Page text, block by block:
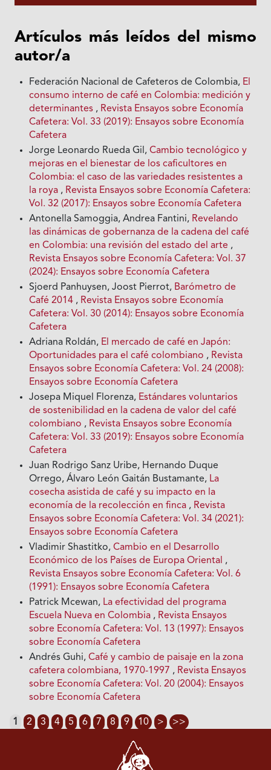
Artículos más leídos del mismo
autor/a
Federación Nacional de Cafeteros de Colombia, El
consumo interno de café en Colombia: medición y
determinantes , Revista Ensayos sobre Economía
Cafetera: Vol. 33 (2019): Ensayos sobre Economía
Cafetera
Jorge Leonardo Rueda Gil,Cambio tecnológico y
mejoras en el bienestar de los caficultores en
Colombia: el caso de las variedades resistentes a
la roya , Revista Ensayos sobre Economía Cafetera:
Vol. 32 (2017): Ensayos sobre Economía Cafetera
Antonella Samoggia, Andrea Fantini, Revelando
las dinámicas de gobernanza de la cadena del café
en Colombia: una revisión del estado del arte ,
Revista Ensayos sobre Economía Cafetera: Vol. 37
(2024): Ensayos sobre Economía Cafetera
Sjoerd Panhuysen, Joost Pierrot, Barómetro de
Café 2014 , Revista Ensayos sobre Economía
Cafetera: Vol. 30 (2014): Ensayos sobre Economía
Cafetera
Adriana Roldán, El mercado de café en Japón:
Oportunidades para el café colombiano , Revista
Ensayos sobre Economía Cafetera: Vol. 24 (2008):
Ensayos sobre Economía Cafetera
Josepa Miquel Florenza, Estándares voluntarios
de sostenibilidad en la cadena de valor del café
colombiano , Revista Ensayos sobre Economía
Cafetera: Vol. 33 (2019): Ensayos sobre Economía
Cafetera
Juan Rodrigo Sanz Uribe, Hernando Duque
Orrego, Álvaro León Gaitán Bustamante, La
cosecha asistida de café y su impacto en la
economía de la recolección en finca , Revista
Ensayos sobre Economía Cafetera: Vol. 34 (2021):
Ensayos sobre Economía Cafetera
Vladimir Shastitko,Cambio en el Desarrollo
Económico de los Países de Europa Oriental ,
Revista Ensayos sobre Economía Cafetera: Vol. 6
(1991): Ensayos sobre Economía Cafetera
Patrick Mcewan, La efectividad del programa
Escuela Nueva en Colombia , Revista Ensayos
sobre Economía Cafetera: Vol. 13 (1997): Ensayos
sobre Economía Cafetera
Andrés Guhi,Café y cambio de paisaje en la zona
cafetera colombiana, 1970-1997 , Revista Ensayos
sobre Economía Cafetera: Vol. 20 (2004): Ensayos
sobre Economía Cafetera
1 2 3 4 5 6 7 8 9 10 > >>